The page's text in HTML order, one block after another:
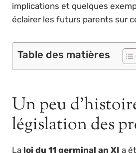
implications et quelques
éclairer les futurs parents sur
Table des matières
Un peu
législation des
La loi du 11 germinal an XI a